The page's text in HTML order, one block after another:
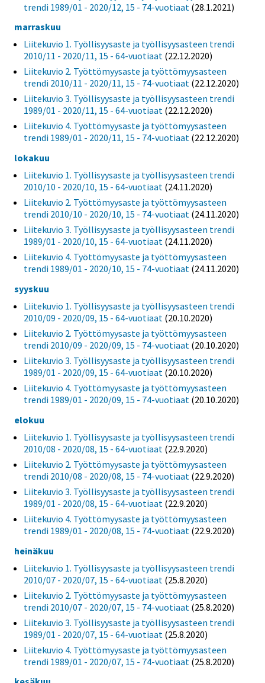
trendi 1989/01 - 2020/12, 15 - 74-vuotiaat (28.1.2021)
marraskuu
Liitekuvio 1. Työllisyysaste ja työllisyysasteen trendi
2010/11 - 2020/11, 15 - 64-vuotiaat (22.12.2020)
Liitekuvio 2. Työttömyysaste ja työttömyysasteen
trendi 2010/11 - 2020/11, 15 - 74-vuotiaat (22.12.2020)
Liitekuvio 3. Työllisyysaste ja työllisyysasteen trendi
1989/01 - 2020/11, 15 - 64-vuotiaat (22.12.2020)
Liitekuvio 4. Työttömyysaste ja työttömyysasteen
trendi 1989/01 - 2020/11, 15 - 74-vuotiaat (22.12.2020)
lokakuu
Liitekuvio 1. Työllisyysaste ja työllisyysasteen trendi
2010/10 - 2020/10, 15 - 64-vuotiaat (24.11.2020)
Liitekuvio 2. Työttömyysaste ja työttömyysasteen
trendi 2010/10 - 2020/10, 15 - 74-vuotiaat (24.11.2020)
Liitekuvio 3. Työllisyysaste ja työllisyysasteen trendi
1989/01 - 2020/10, 15 - 64-vuotiaat (24.11.2020)
Liitekuvio 4. Työttömyysaste ja työttömyysasteen
trendi 1989/01 - 2020/10, 15 - 74-vuotiaat (24.11.2020)
syyskuu
Liitekuvio 1. Työllisyysaste ja työllisyysasteen trendi
2010/09 - 2020/09, 15 - 64-vuotiaat (20.10.2020)
Liitekuvio 2. Työttömyysaste ja työttömyysasteen
trendi 2010/09 - 2020/09, 15 - 74-vuotiaat (20.10.2020)
Liitekuvio 3. Työllisyysaste ja työllisyysasteen trendi
1989/01 - 2020/09, 15 - 64-vuotiaat (20.10.2020)
Liitekuvio 4. Työttömyysaste ja työttömyysasteen
trendi 1989/01 - 2020/09, 15 - 74-vuotiaat (20.10.2020)
elokuu
Liitekuvio 1. Työllisyysaste ja työllisyysasteen trendi
2010/08 - 2020/08, 15 - 64-vuotiaat (22.9.2020)
Liitekuvio 2. Työttömyysaste ja työttömyysasteen
trendi 2010/08 - 2020/08, 15 - 74-vuotiaat (22.9.2020)
Liitekuvio 3. Työllisyysaste ja työllisyysasteen trendi
1989/01 - 2020/08, 15 - 64-vuotiaat (22.9.2020)
Liitekuvio 4. Työttömyysaste ja työttömyysasteen
trendi 1989/01 - 2020/08, 15 - 74-vuotiaat (22.9.2020)
heinäkuu
Liitekuvio 1. Työllisyysaste ja työllisyysasteen trendi
2010/07 - 2020/07, 15 - 64-vuotiaat (25.8.2020)
Liitekuvio 2. Työttömyysaste ja työttömyysasteen
trendi 2010/07 - 2020/07, 15 - 74-vuotiaat (25.8.2020)
Liitekuvio 3. Työllisyysaste ja työllisyysasteen trendi
1989/01 - 2020/07, 15 - 64-vuotiaat (25.8.2020)
Liitekuvio 4. Työttömyysaste ja työttömyysasteen
trendi 1989/01 - 2020/07, 15 - 74-vuotiaat (25.8.2020)